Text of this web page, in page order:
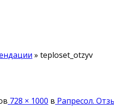
» teploset_otzyv
728 × 1000 в Рапресол.